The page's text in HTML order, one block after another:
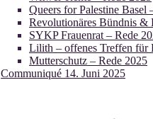
Queers for Palestine Basel
Revolutionäres Bündnis &
SYKP Frauenrat – Rede
Lilith – offenes Treffen für
Mutterschutz – Rede 2025
Communiqué 14. Juni 2025